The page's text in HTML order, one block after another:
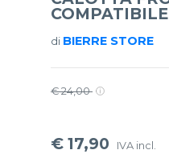
COMPATIBILE
di BIERRE STORE
€ 24,00
€ 17,90 IVA incl.